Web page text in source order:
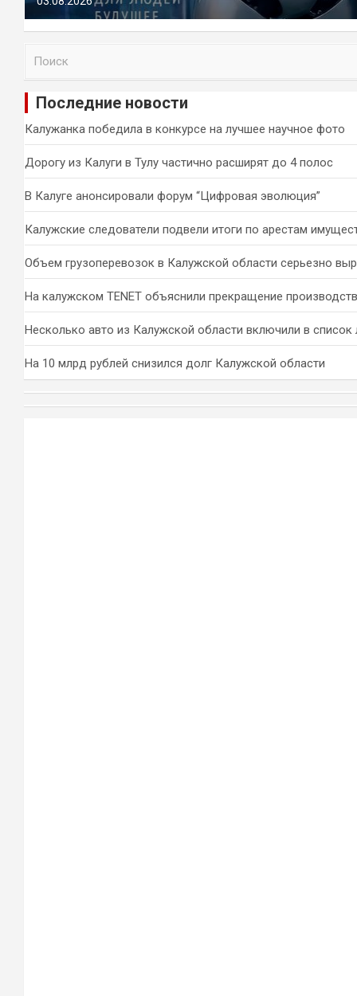
и
Последние новости
Калужанка победила в конкурсе на лучшее научное фото
Дорогу из Калуги в Тулу частично расширят до 4 полос
В Калуге анонсировали форум “Цифровая эволюция”
Калужские следователи подвели итоги по арестам
Объем грузоперевозок в Калужской области серьезно
На калужском TENET объяснили прекращение
Несколько авто из Калужской области включили в список
На 10 млрд рублей снизился долг Калужской области